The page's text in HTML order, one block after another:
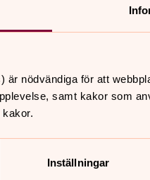
är nödvändiga för att
samt kakor som
Inställningar
kyrkoherden fullgör
utgår ifrån. Den är ett
och mål.